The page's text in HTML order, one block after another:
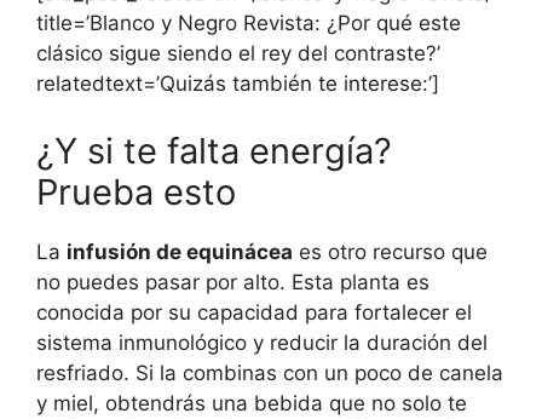
title=’Blanco y Negro Revista: ¿Por qué este
clásico sigue siendo el rey del contraste?’
relatedtext=’Quizás también te interese:’]
¿Y si te falta energía?
Prueba esto
La infusión de equinácea es otro recurso que
no puedes pasar por alto. Esta planta es
conocida por su capacidad para fortalecer el
sistema inmunológico y reducir la duración del
resfriado. Si la combinas con un poco de canela
y miel, obtendrás una bebida que no solo te